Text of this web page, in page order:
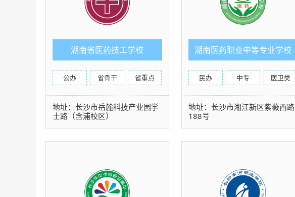
湖南省医药技工学校
公办 省骨干 省重点
地址：长沙市岳麓科技产业园学
士路（含浦校区）
湖南医药职业中等专业学校
民办 中专 医卫类
地址：长沙市湘江新区紫薇西路
188号